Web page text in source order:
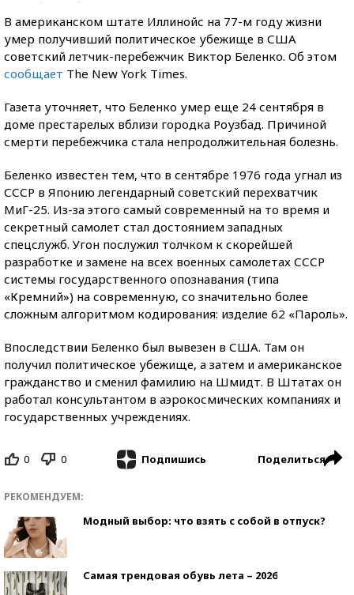
В американском штате Иллинойс на 77-м году жизни
умер получивший политическое убежище в США
советский летчик-перебежчик Виктор Беленко. Об этом
сообщает The New York Times.
Газета уточняет, что Беленко умер еще 24 сентября в
доме престарелых вблизи городка Роузбад. Причиной
смерти перебежчика стала непродолжительная болезнь.
Беленко известен тем, что в сентябре 1976 года угнал из
СССР в Японию легендарный советский перехватчик
МиГ-25. Из-за этого самый современный на то время и
секретный самолет стал достоянием западных
спецслужб. Угон послужил толчком к скорейшей
разработке и замене на всех военных самолетах СССР
системы государственного опознавания (типа
«Кремний») на современную, со значительно более
сложным алгоритмом кодирования: изделие 62 «Пароль».
Впоследствии Беленко был вывезен в США. Там он
получил политическое убежище, а затем и американское
гражданство и сменил фамилию на Шмидт. В Штатах он
работал консультантом в аэрокосмических компаниях и
государственных учреждениях.
0 0 Подпишись Поделиться
РЕКОМЕНДУЕМ:
Модный выбор: что взять с собой в отпуск?
Самая трендовая обувь лета – 2026